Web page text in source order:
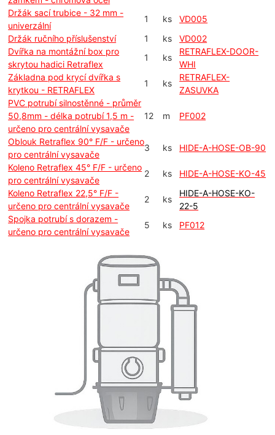
Držák sací trubice - 32 mm -
univerzální
1 ks
VD005
Držák ručního příslušenství
1 ks
VD002
Dvířka na montážní box pro
skrytou hadici Retraflex
1 ks
RETRAFLEX-DOOR-
WHI
Základna pod krycí dvířka s
krytkou - RETRAFLEX
1 ks
RETRAFLEX-
ZASUVKA
PVC potrubí silnostěnné - průměr
50,8mm - délka potrubí 1,5 m -
určeno pro centrální vysavače
12 m PF002
Oblouk Retraflex 90° F/F - určeno
pro centrální vysavače
3 ks
HIDE-A-HOSE-OB-90
Koleno Retraflex 45° F/F - určeno
pro centrální vysavače
2 ks
HIDE-A-HOSE-KO-45
Koleno Retraflex 22,5° F/F -
určeno pro centrální vysavače
2 ks
HIDE-A-HOSE-KO-
22-5
Spojka potrubí s dorazem -
určeno pro centrální vysavače
5 ks PF012